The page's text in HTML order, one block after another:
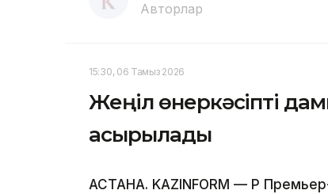
Авторлар
15:30, 06 Тамыз 2026
Жеңіл өнеркәсіпті
асырылады
АСТАНА. KAZINFORM — ҚР